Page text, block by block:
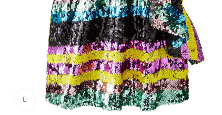
Vaata suuremalt